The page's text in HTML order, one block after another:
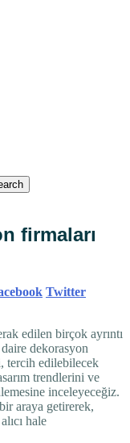
firmaları
Twitter
edilen birçok ayrıntı
dekorasyon
tercih edilebilecek
trendlerini ve
inceleyeceğiz.
araya getirerek,
hale